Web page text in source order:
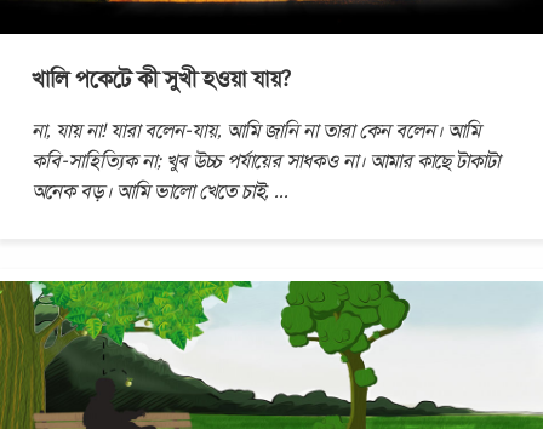
খালি পকেটে কী সুখী হওয়া যায়?
না, যায় না! যারা বলেন-যায়, আমি জানি না তারা কেন বলেন। আমি
কবি-সাহিত্যিক না; খুব উচ্চ পর্যায়ের সাধকও না। আমার কাছে টাকাটা
অনেক বড়। আমি ভালো খেতে চাই, ...